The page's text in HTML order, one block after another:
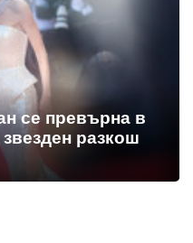
се превърна в
разкош